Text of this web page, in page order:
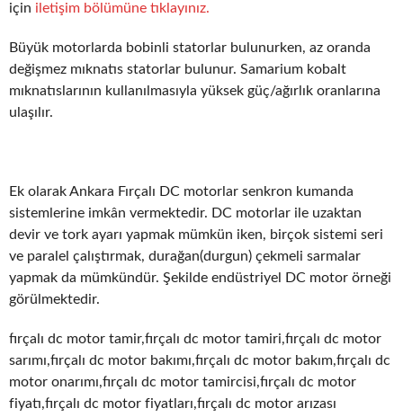
için iletişim bölümüne tıklayınız.
Büyük motorlarda bobinli statorlar bulunurken, az oranda
değişmez mıknatıs statorlar bulunur. Samarium kobalt
mıknatıslarının kullanılmasıyla yüksek güç/ağırlık oranlarına
ulaşılır.
Ek olarak Ankara Fırçalı DC motorlar senkron kumanda
sistemlerine imkân vermektedir. DC motorlar ile uzaktan
devir ve tork ayarı yapmak mümkün iken, birçok sistemi seri
ve paralel çalıştırmak, durağan(durgun) çekmeli sarmalar
yapmak da mümkündür. Şekilde endüstriyel DC motor örneği
görülmektedir.
fırçalı dc motor tamir,fırçalı dc motor tamiri,fırçalı dc motor
sarımı,fırçalı dc motor bakımı,fırçalı dc motor bakım,fırçalı dc
motor onarımı,fırçalı dc motor tamircisi,fırçalı dc motor
fiyatı,fırçalı dc motor fiyatları,fırçalı dc motor arızası